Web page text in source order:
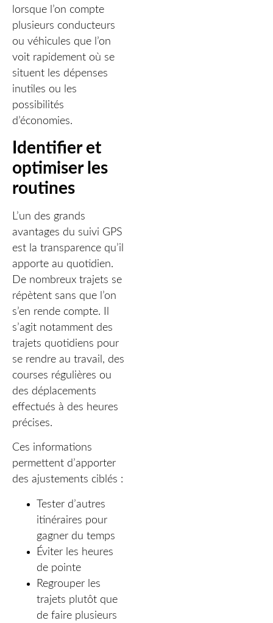
lorsque l’on compte
plusieurs conducteurs
ou véhicules que l’on
voit rapidement où se
situent les dépenses
inutiles ou les
possibilités
d’économies.
Identifier et
optimiser les
routines
L’un des grands
avantages du suivi GPS
est la transparence qu’il
apporte au quotidien.
De nombreux trajets se
répètent sans que l’on
s’en rende compte. Il
s’agit notamment des
trajets quotidiens pour
se rendre au travail, des
courses régulières ou
des déplacements
effectués à des heures
précises.
Ces informations
permettent d’apporter
des ajustements ciblés :
Tester d’autres
itinéraires pour
gagner du temps
Éviter les heures
de pointe
Regrouper les
trajets plutôt que
de faire plusieurs